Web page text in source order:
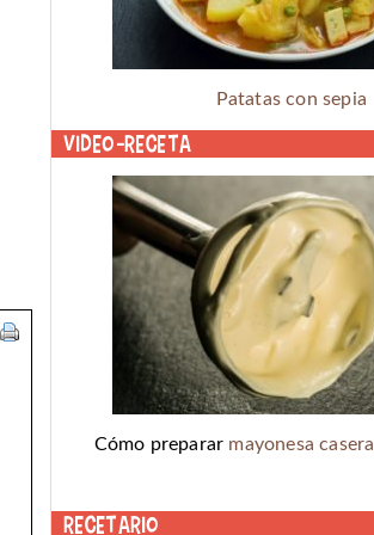
Patatas con sepia
Video-receta
Cómo preparar mayonesa casera
Recetario